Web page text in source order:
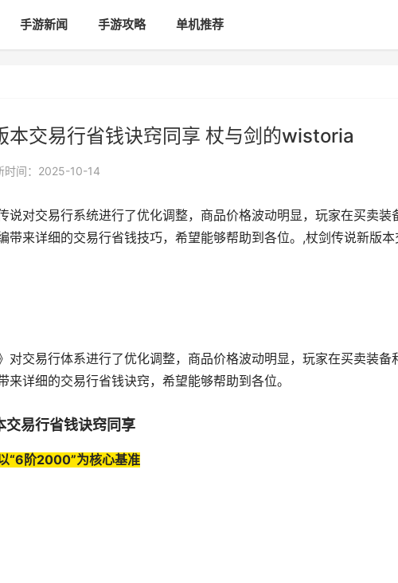
手游新闻 手游攻略 单机推荐
本交易行省钱诀窍同享 杖与剑的wistoria
时间：2025-10-14
说对交易行系统进行了优化调整，商品价格波动明显，玩家在买卖装
带来详细的交易行省钱技巧，希望能够帮助到各位。,杖剑传说新版
对交易行体系进行了优化调整，商品价格波动明显，玩家在买卖装备
来详细的交易行省钱诀窍，希望能够帮助到各位。
交易行省钱诀窍同享
“6阶2000”为核心基准